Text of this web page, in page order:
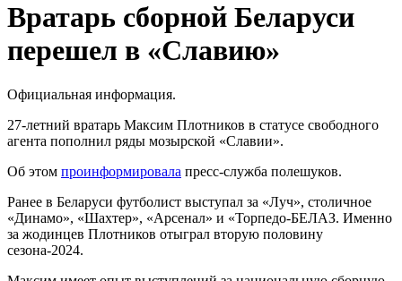
Вратарь сборной Беларуси
перешел в «Славию»
Официальная информация.
27-летний вратарь Максим Плотников в статусе свободного
агента пополнил ряды мозырской «Славии».
Об этом проинформировала пресс-служба полешуков.
Ранее в Беларуси футболист выступал за «Луч», столичное
«Динамо», «Шахтер», «Арсенал» и «Торпедо-БЕЛАЗ. Именно
за жодинцев Плотников отыграл вторую половину
сезона-2024.